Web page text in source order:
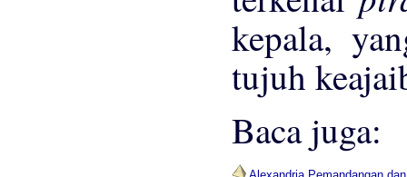
kepala,
tujuh
Baca juga: